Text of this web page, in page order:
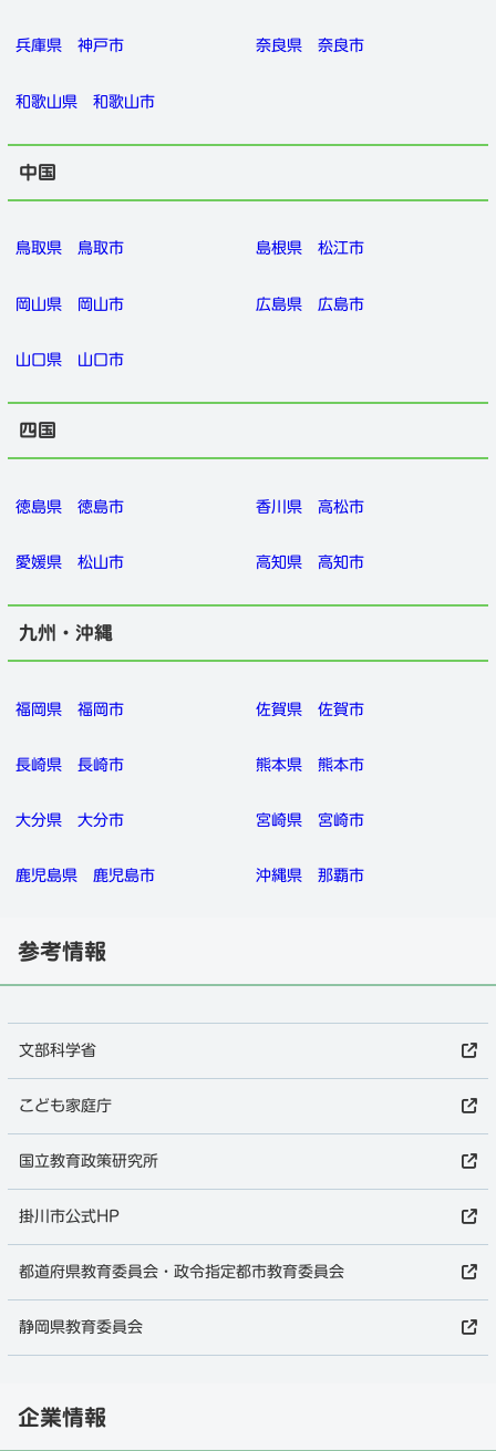
兵庫県 神戸市 奈良県 奈良市
和歌山県 和歌山市
中国
鳥取県 鳥取市 島根県 松江市
岡山県 岡山市 広島県 広島市
山口県 山口市
四国
徳島県 徳島市 香川県 高松市
愛媛県 松山市 高知県 高知市
九州・沖縄
福岡県 福岡市 佐賀県 佐賀市
長崎県 長崎市 熊本県 熊本市
大分県 大分市 宮崎県 宮崎市
鹿児島県 鹿児島市 沖縄県 那覇市
参考情報
文部科学省
こども家庭庁
国立教育政策研究所
掛川市公式HP
都道府県教育委員会・政令指定都市教育委員会
静岡県教育委員会
企業情報